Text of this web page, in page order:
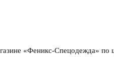
«Феникс-Спецодежда» по